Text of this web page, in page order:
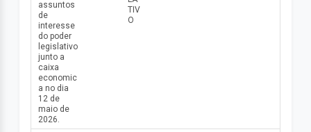
assuntos
de
interesse
do poder
legislativo
junto a
caixa
economic
a no dia
12 de
maio de
2026.
TIV
O